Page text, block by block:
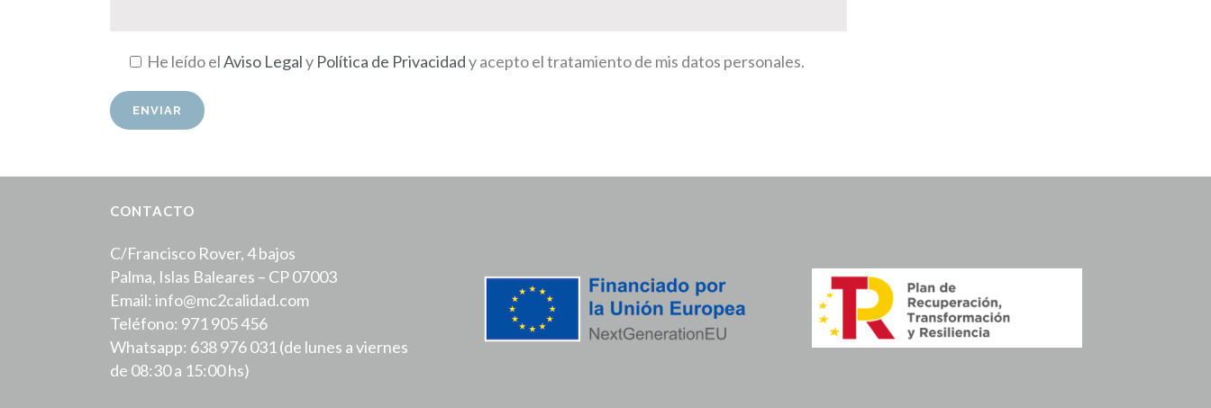
He leído elAviso Legaly Política de Privacidady acepto el tratamiento de mis datos personales.
CONTACTO
C/Francisco Rover, 4 bajos
Palma, Islas Baleares – CP 07003
Email: info@mc2calidad.com
Teléfono: 971 905 456
Whatsapp: 638 976 031 (de lunes a viernes
de 08:30 a 15:00 hs)